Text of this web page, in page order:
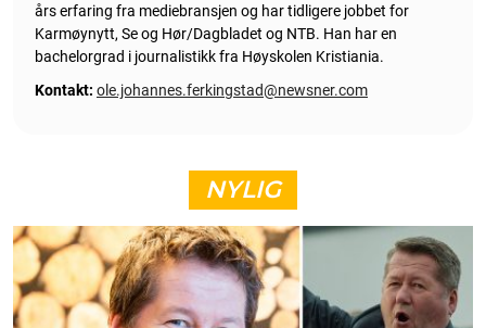
års erfaring fra mediebransjen og har tidligere jobbet for
Karmøynytt, Se og Hør/Dagbladet og NTB. Han har en
bachelorgrad i journalistikk fra Høyskolen Kristiania.
Kontakt: ole.johannes.ferkingstad@newsner.com
NYLIG